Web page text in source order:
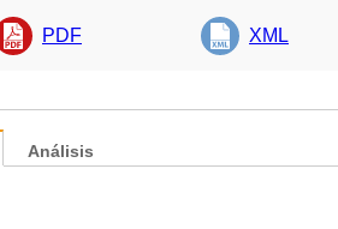
PDF XML
Análisis